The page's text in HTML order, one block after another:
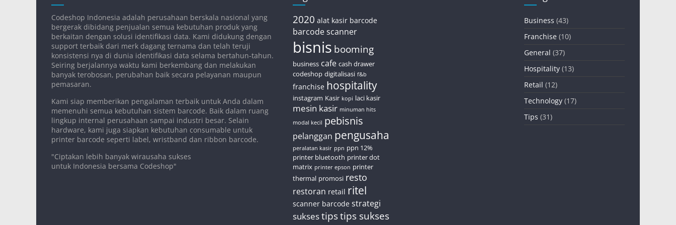
Codeshop Indonesia adalah perusahaan berskala nasional yang
bergerak dibidang penjualan semua kebutuhan produk yang
berkaitan dengan solusi identifikasi data. Kami didukung dengan
support terbaik dari merk dagang ternama dan telah teruji
konsistensi nya di dunia identifikasi data selama bertahun-tahun.
Seiring berjalannya waktu kami berkembang dan melakukan
banyak terobosan, perubahan baik secara pelayanan maupun
pemasaran.
Kami siap memberikan pengalaman terbaik untuk Anda dalam
memenuhi semua kebutuhan sistem barcode. Baik dalam ruang
lingkup internal perusahaan sampai industri besar. Selain
hardware, kami juga siapkan kebutuhan consumable untuk
printer barcode seperti label, wristband dan ribbon barcode.
"Ciptakan lebih banyak wirausaha sukses
untuk Indonesia bersama Codeshop"
2020 alat kasir barcode
barcode scanner
bisnis booming
business cafe cash drawer
codeshop digitalisasi f&b
franchise hospitality
instagram Kasir kopi laci kasir
mesin kasir minuman hits
modal kecil pebisnis
pelanggan pengusaha
peralatan kasir ppn ppn 12%
printer bluetooth printer dot
matrix printer epson printer
thermal promosi resto
restoran retail ritel
scanner barcode strategi
suksestipstips sukses
Business (43)
Franchise (10)
General (37)
Hospitality (13)
Retail (12)
Technology (17)
Tips (31)